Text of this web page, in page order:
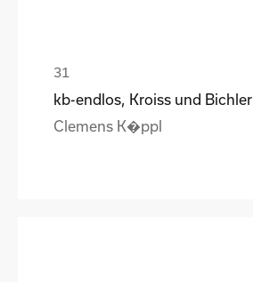
kb-endlos, Kroiss und Bichler
Clemens K�ppl